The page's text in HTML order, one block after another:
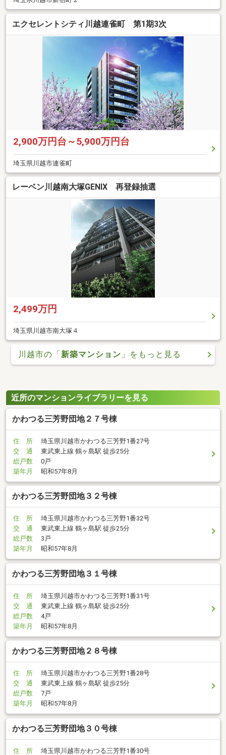
エクセレントシティ川越連雀町 第1期3次
2,900万円台～5,900万円台
埼玉県川越市連雀町
レーベン川越南大塚GENIX 再登録抽選
2,499万円
埼玉県川越市南大塚４
川越市の「新築マンション 」をもっと見る
近所のマンションライブラリーを見る
かわつる三芳野団地２７号棟
住 所
埼玉県川越市かわつる三芳野1番27号
交 通
東武東上線 鶴ヶ島駅 徒歩25分
総戸数
0戸
築年月
昭和57年8月
かわつる三芳野団地３２号棟
住 所
埼玉県川越市かわつる三芳野1番32号
交 通
東武東上線 鶴ヶ島駅 徒歩25分
総戸数
3戸
築年月
昭和57年8月
かわつる三芳野団地３１号棟
住 所
埼玉県川越市かわつる三芳野1番31号
交 通
東武東上線 鶴ヶ島駅 徒歩25分
総戸数
4戸
築年月
昭和57年8月
かわつる三芳野団地２８号棟
住 所
埼玉県川越市かわつる三芳野1番28号
交 通
東武東上線 鶴ヶ島駅 徒歩25分
総戸数
7戸
築年月
昭和57年8月
かわつる三芳野団地３０号棟
住 所
埼玉県川越市かわつる三芳野1番30号